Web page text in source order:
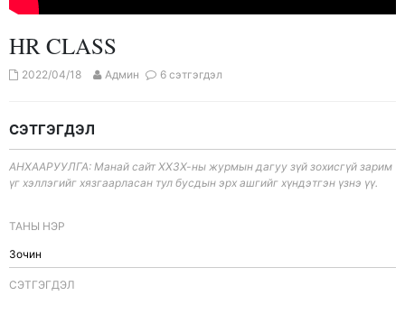
HR CLASS
2022/04/18 Админ 6 сэтгэгдэл
СЭТГЭГДЭЛ
АНХААРУУЛГА: Манай сайт ХХЗХ-ны журмын дагуу зүй зохисгүй зарим
үг хэллэгийг хязгаарласан тул бусдын эрх ашгийг хүндэтгэн үзнэ үү.
ТАНЫ НЭР
CЭТГЭГДЭЛ